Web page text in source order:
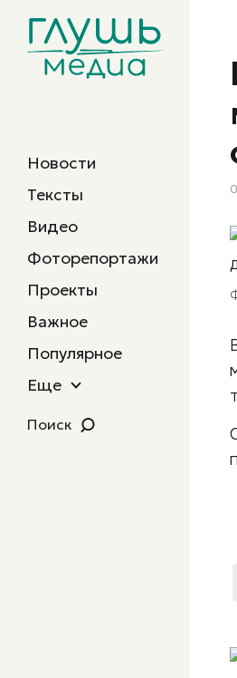
Новости
Тексты
Видео
Фоторепортажи
Проекты
Важное
Популярное
Еще
Поиск